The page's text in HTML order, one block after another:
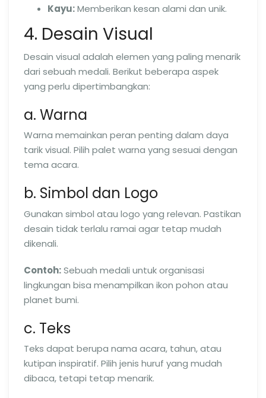
Kayu:Memberikan kesan alami dan unik.
4. Desain Visual
Desain visual adalah elemen yang paling menarik
dari sebuah medali. Berikut beberapa aspek
yang perlu dipertimbangkan:
a. Warna
Warna memainkan peran penting dalam daya
tarik visual. Pilih palet warna yang sesuai dengan
tema acara.
b. Simbol dan Logo
Gunakan simbol atau logo yang relevan. Pastikan
desain tidak terlalu ramai agar tetap mudah
dikenali.
Contoh:Sebuah medali untuk organisasi
lingkungan bisa menampilkan ikon pohon atau
planet bumi.
c. Teks
Teks dapat berupa nama acara, tahun, atau
kutipan inspiratif. Pilih jenis huruf yang mudah
dibaca, tetapi tetap menarik.